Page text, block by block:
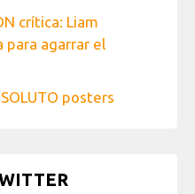
crítica: Liam
para agarrar el
posters